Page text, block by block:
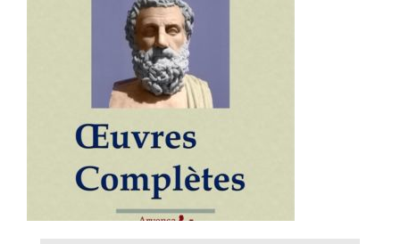
AJOUTER AU PANIER